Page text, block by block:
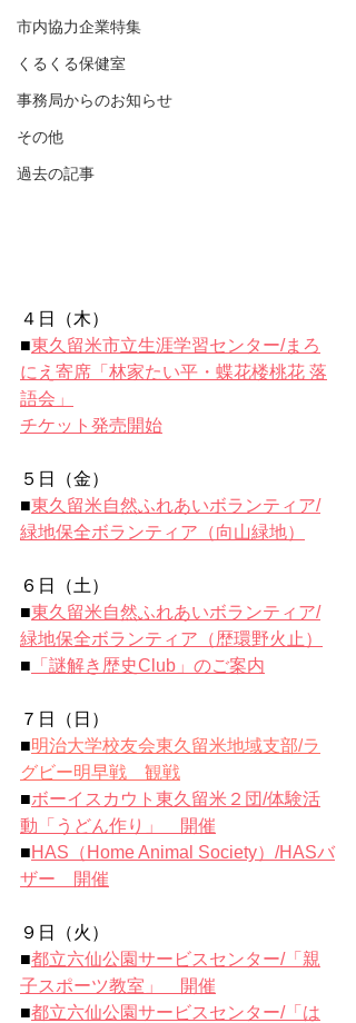
市内協力企業特集
くるくる保健室
事務局からのお知らせ
その他
過去の記事
４日（木）
■東久留米市立生涯学習センター/まろ
にえ寄席「林家たい平・蝶花楼桃花 落
語会」
チケット発売開始
５日（金）
■東久留米自然ふれあいボランティア/
緑地保全ボランティア（向山緑地）
６日（土）
■東久留米自然ふれあいボランティア/
緑地保全ボランティア（歴環野火止）
■ 「謎解き歴史Club」のご案内
７日（日）
■明治大学校友会東久留米地域支部/ラ
グビー明早戦　観戦
■ボーイスカウト東久留米２団/体験活
動「うどん作り」　開催
■HAS（Home Animal Society）/HASバ
ザー　開催
９日（火）
■都立六仙公園サービスセンター/「親
子スポーツ教室」　開催
■都立六仙公園サービスセンター/「は